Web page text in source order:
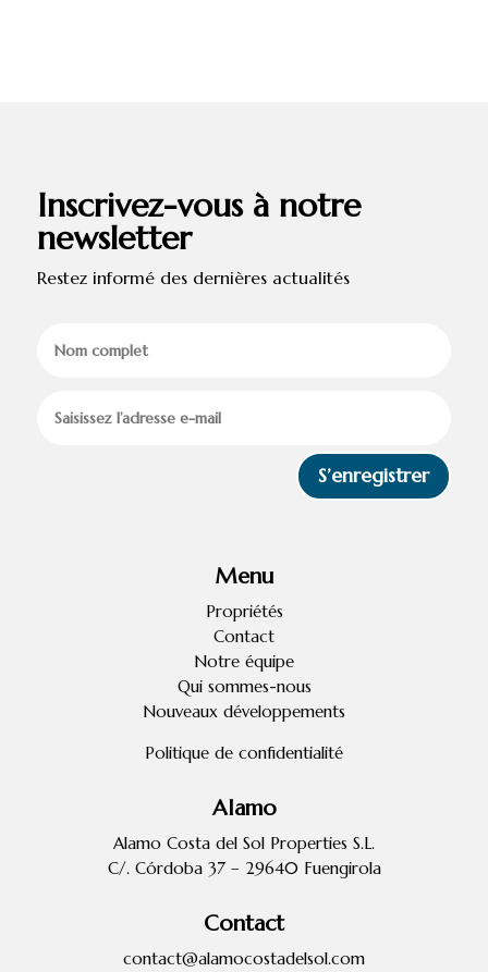
Inscrivez-vous à notre
newsletter
Restez informé des dernières actualités
S’enregistrer
Menu
Propriétés
Contact
Notre équipe
Qui sommes-nous
Nouveaux développements
Politique de confidentialité
Alamo
Alamo Costa del Sol Properties S.L.
C/. Córdoba 37 – 29640 Fuengirola
Contact
contact@alamocostadelsol.com